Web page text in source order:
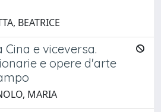
BEATRICE
e viceversa.
e opere d'arte
MARIA